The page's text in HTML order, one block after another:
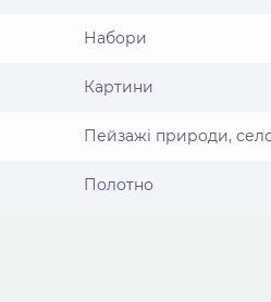
Набори
Картини
Пейзажі природи,
Полотно